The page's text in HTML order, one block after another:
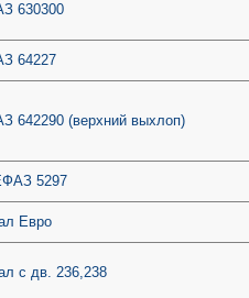
630300
64227
642290 (верхний выхлоп)
5297
Евро
с дв. 236,238